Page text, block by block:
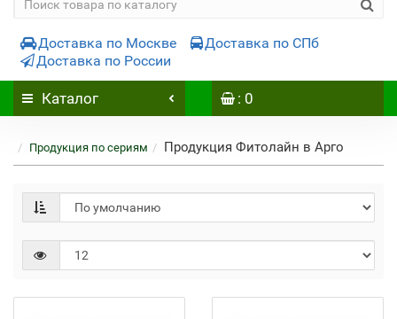
Доставка по Москве
Доставка по СПб
Доставка по России
Каталог : 0
Продукция по сериям Продукция Фитолайн в Арго